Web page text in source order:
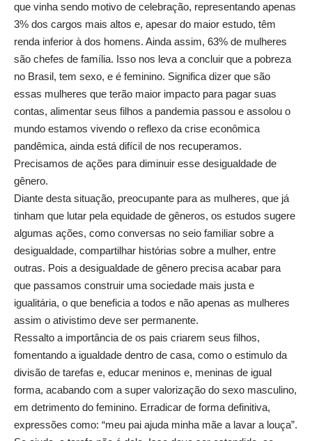
que vinha sendo motivo de celebração, representando apenas
3% dos cargos mais altos e, apesar do maior estudo, têm
renda inferior à dos homens. Ainda assim, 63% de mulheres
são chefes de família. Isso nos leva a concluir que a pobreza
no Brasil, tem sexo, e é feminino. Significa dizer que são
essas mulheres que terão maior impacto para pagar suas
contas, alimentar seus filhos a pandemia passou e assolou o
mundo estamos vivendo o reflexo da crise econômica
pandêmica, ainda está difícil de nos recuperamos.
Precisamos de ações para diminuir esse desigualdade de
gênero.
Diante desta situação, preocupante para as mulheres, que já
tinham que lutar pela equidade de gêneros, os estudos sugere
algumas ações, como conversas no seio familiar sobre a
desigualdade, compartilhar histórias sobre a mulher, entre
outras. Pois a desigualdade de gênero precisa acabar para
que passamos construir uma sociedade mais justa e
igualitária, o que beneficia a todos e não apenas as mulheres
assim o ativistimo deve ser permanente.
Ressalto a importância de os pais criarem seus filhos,
fomentando a igualdade dentro de casa, como o estimulo da
divisão de tarefas e, educar meninos e, meninas de igual
forma, acabando com a super valorização do sexo masculino,
em detrimento do feminino. Erradicar de forma definitiva,
expressões como: “meu pai ajuda minha mãe a lavar a louça”.